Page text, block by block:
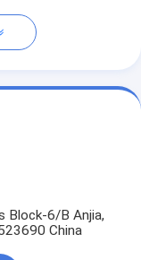
Block-6/B Anjia,
China